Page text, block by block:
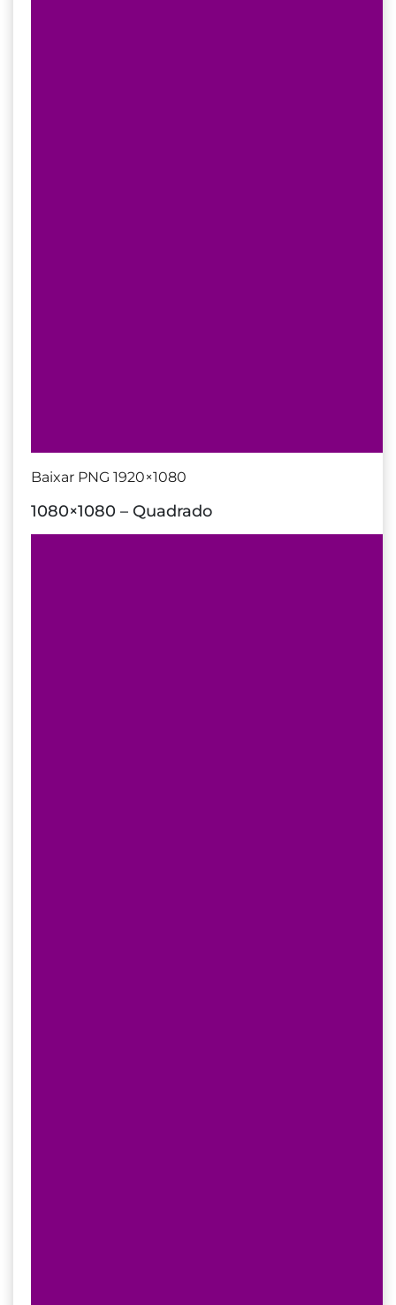
Baixar PNG 1920×1080
1080×1080 – Quadrado